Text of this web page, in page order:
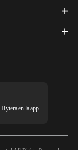
en la app.